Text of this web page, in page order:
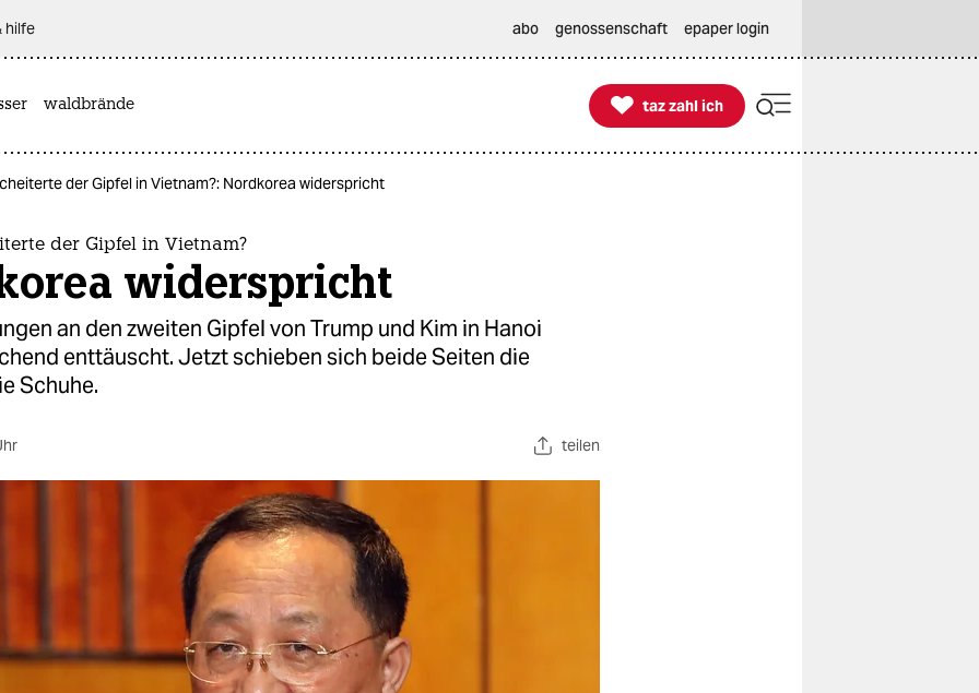
hilfe abo genossenschaft epaper login
waldbrände 
taz zahl ich
taz zahl ich
der Gipfel in Vietnam?: Nordkorea widerspricht
der Gipfel in Vietnam?
widerspricht
an den zweiten Gipfel von Trump und Kim in Hanoi
enttäuscht. Jetzt schieben sich beide Seiten die
Schuhe.
teilen